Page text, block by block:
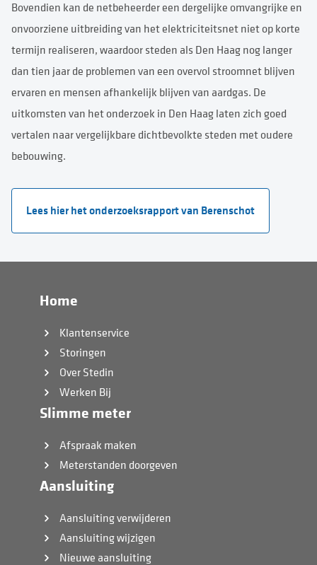
Bovendien kan de netbeheerder een dergelijke omvangrijke en
onvoorziene uitbreiding van het elektriciteitsnet niet op korte
termijn realiseren, waardoor steden als Den Haag nog langer
dan tien jaar de problemen van een overvol stroomnet blijven
ervaren en mensen afhankelijk blijven van aardgas. De
uitkomsten van het onderzoek in Den Haag laten zich goed
vertalen naar vergelijkbare dichtbevolkte steden met oudere
bebouwing.
Lees hier het onderzoeksrapport van Berenschot
Home
Klantenservice
Storingen
Over Stedin
Werken Bij
Slimme meter
Afspraak maken
Meterstanden doorgeven
Aansluiting
Aansluiting verwijderen
Aansluiting wijzigen
Nieuwe aansluiting